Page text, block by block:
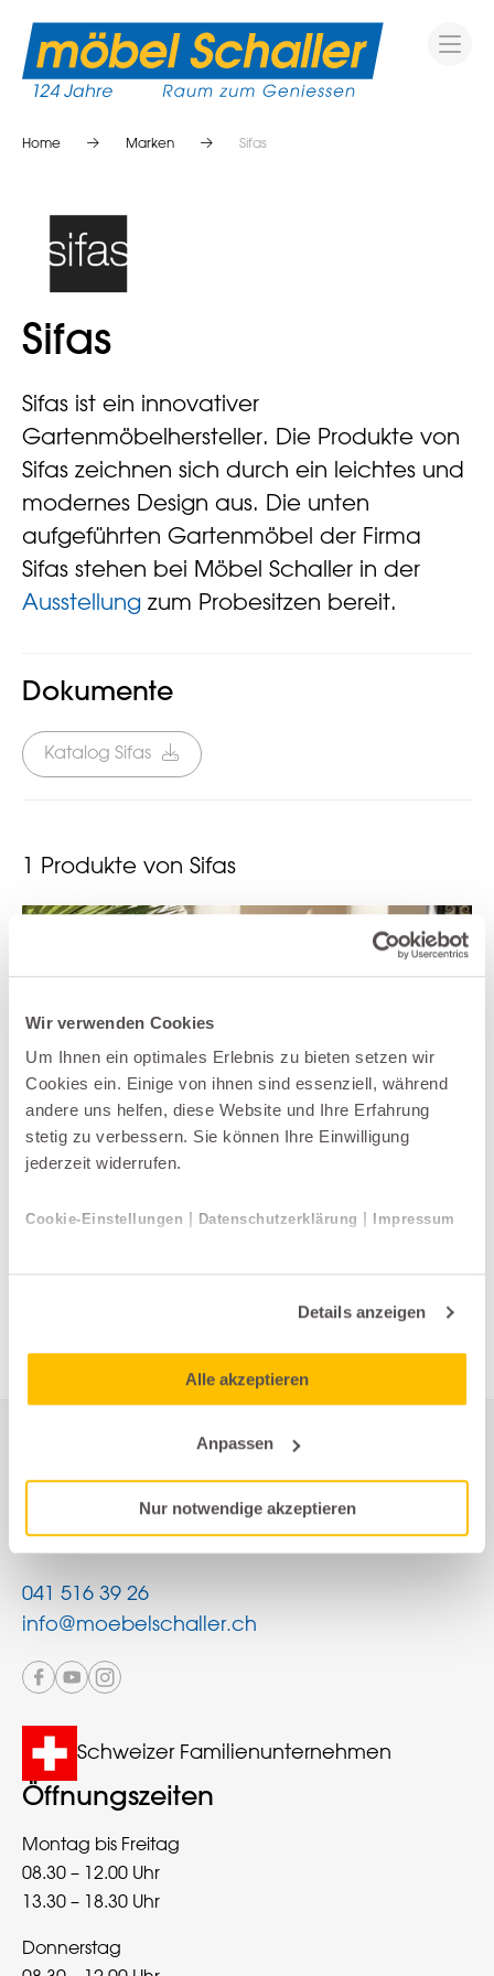
Wir verwenden Cookies
Um Ihnen ein optimales Erlebnis zu bieten setzen wir
Cookies ein. Einige von ihnen sind essenziell, während
andere uns helfen, diese Website und Ihre Erfahrung
stetig zu verbessern. Sie können Ihre Einwilligung
jederzeit widerrufen.
Cookie-Einstellungen | Datenschutzerklärung | Impressum
Details anzeigen
Alle akzeptieren
Anpassen
Nur notwendige akzeptieren
Home Marken Sifas
Sifas
Sifas ist ein innovativer
Gartenmöbelhersteller. Die Produkte von
Sifas zeichnen sich durch ein leichtes und
modernes Design aus. Die unten
aufgeführten Gartenmöbel der Firma
Sifas stehen bei Möbel Schaller in der
Ausstellung zum Probesitzen bereit.
Dokumente
Katalog Sifas
1 Produkte von Sifas
Sifas
Möbel Schaller
Kantonsstrasse 25
6232 Geuensee
041 516 39 26
info@moebelschaller.ch
Schweizer Familienunternehmen
Öffnungszeiten
Montag bis Freitag
08.30 – 12.00 Uhr
13.30 – 18.30 Uhr
Donnerstag